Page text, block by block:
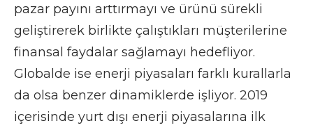
pazar payını arttırmayı ve ürünü sürekli
geliştirerek birlikte çalıştıkları müşterilerine
finansal faydalar sağlamayı hedefliyor.
Globalde ise enerji piyasaları farklı kurallarla
da olsa benzer dinamiklerde işliyor. 2019
içerisinde yurt dışı enerji piyasalarına ilk